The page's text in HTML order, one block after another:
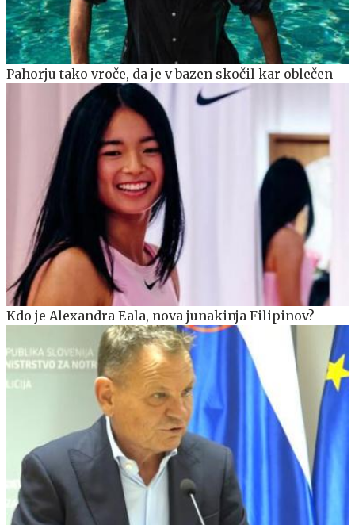
Pahorju tako vroče, da je v bazen skočil kar oblečen
Kdo je Alexandra Eala, nova junakinja Filipinov?